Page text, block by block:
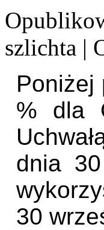
szlichta |
Poniżej
% dla
dnia
30